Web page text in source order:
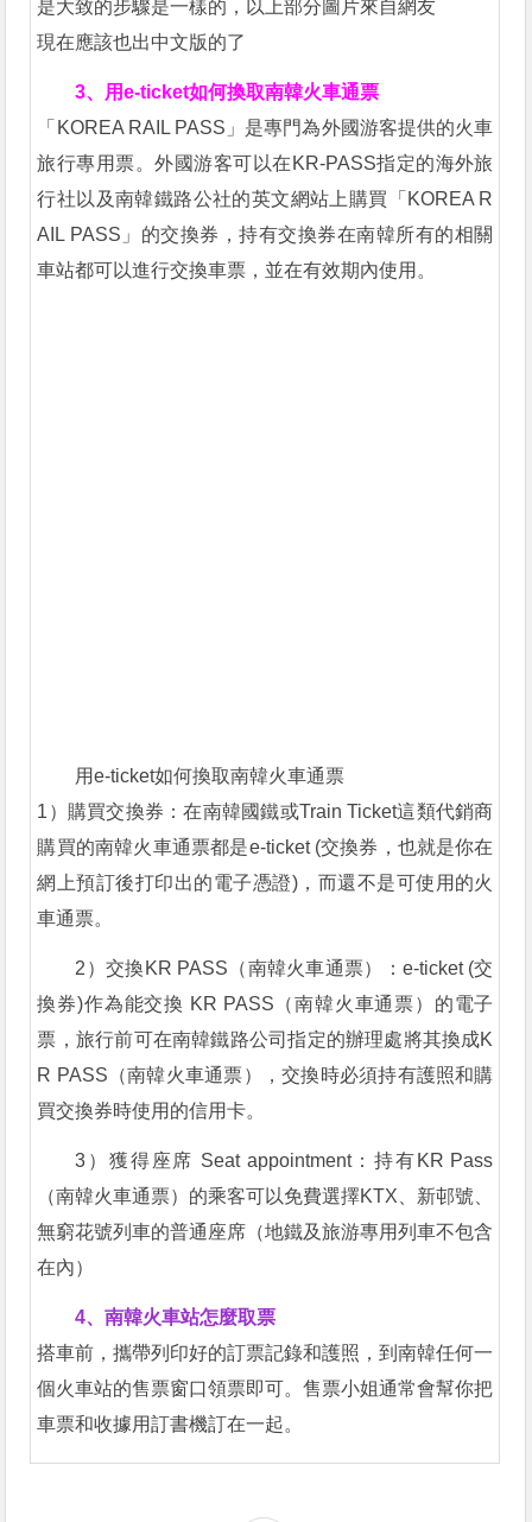
是大致的步驟是一樣的，以上部分圖片來自網友
現在應該也出中文版的了
3、用e-ticket如何換取南韓火車通票
「KOREA RAIL PASS」是專門為外國游客提供的火車
旅行專用票。外國游客可以在KR-PASS指定的海外旅
行社以及南韓鐵路公社的英文網站上購買「KOREA R
AIL PASS」的交換券，持有交換券在南韓所有的相關
車站都可以進行交換車票，並在有效期內使用。
用e-ticket如何換取南韓火車通票
1）購買交換券：在南韓國鐵或Train Ticket這類代銷商
購買的南韓火車通票都是e-ticket (交換券，也就是你在
網上預訂後打印出的電子憑證)，而還不是可使用的火
車通票。
2）交換KR PASS（南韓火車通票）：e-ticket (交
換券)作為能交換 KR PASS（南韓火車通票）的電子
票，旅行前可在南韓鐵路公司指定的辦理處將其換成K
R PASS（南韓火車通票），交換時必須持有護照和購
買交換券時使用的信用卡。
3）獲得座席 Seat appointment：持有KR Pass
（南韓火車通票）的乘客可以免費選擇KTX、新邨號、
無窮花號列車的普通座席（地鐵及旅游專用列車不包含
在內）
4、南韓火車站怎麼取票
搭車前，攜帶列印好的訂票記錄和護照，到南韓任何一
個火車站的售票窗口領票即可。售票小姐通常會幫你把
車票和收據用訂書機訂在一起。